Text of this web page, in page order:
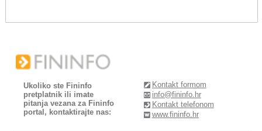
Ukoliko ste Fininfo
pretplatnik ili imate
pitanja vezana za Fininfo
portal, kontaktirajte nas:
Kontakt formom
info@fininfo.hr
Kontakt telefonom
www.fininfo.hr